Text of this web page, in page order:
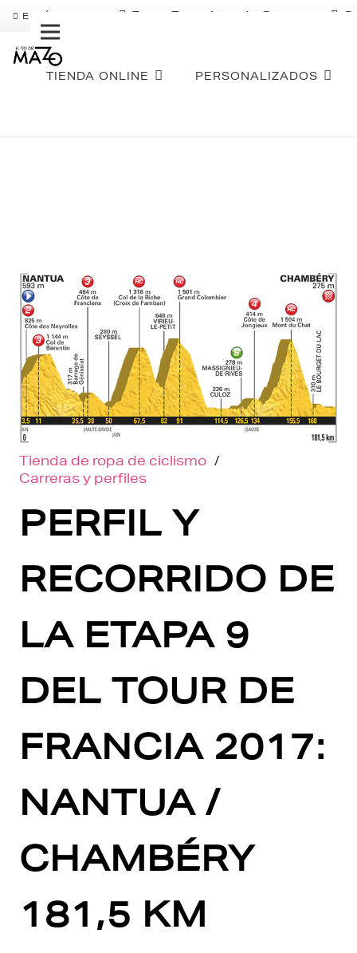
ENVÍO GRATIS Pago Fraccionado Sequra
TIENDA ONLINE PERSONALIZADOS
Tienda de ropa de ciclismo /
Carreras y perfiles
PERFIL Y
RECORRIDO DE
LA ETAPA 9
DEL TOUR DE
FRANCIA 2017:
NANTUA /
CHAMBÉRY
181,5 KM